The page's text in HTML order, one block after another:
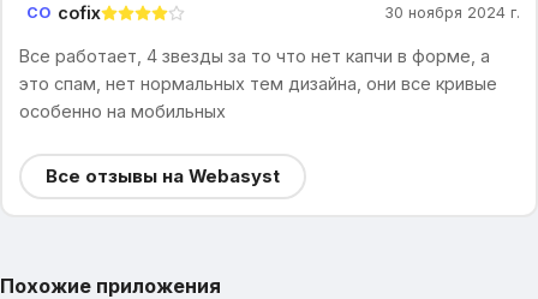
CO cofix 30 ноября 2024 г.
Все работает, 4 звезды за то что нет капчи в форме, а
это спам, нет нормальных тем дизайна, они все кривые
особенно на мобильных
Все отзывы на Webasyst
Похожие приложения